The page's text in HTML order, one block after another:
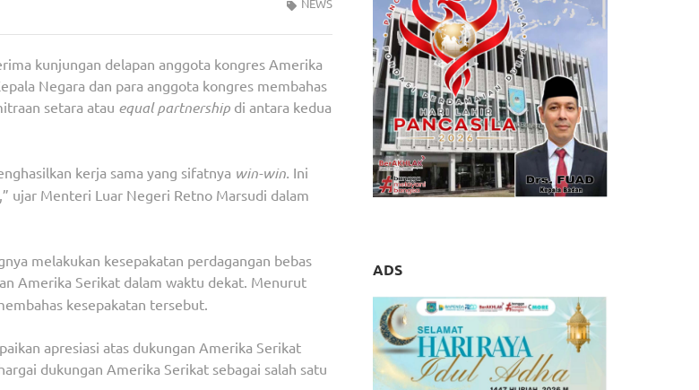
NEWS
kunjungan delapan anggota kongres Amerika
Negara dan para anggota kongres membahas
setara atau equal partnership di antara kedua
kerja sama yang sifatnya win-win. Ini
,” ujar Menteri Luar Negeri Retno Marsudi dalam
melakukan kesepakatan perdagangan bebas
Amerika Serikat dalam waktu dekat. Menurut
kesepakatan tersebut.
apresiasi atas dukungan Amerika Serikat
dukungan Amerika Serikat sebagai salah satu
ADS